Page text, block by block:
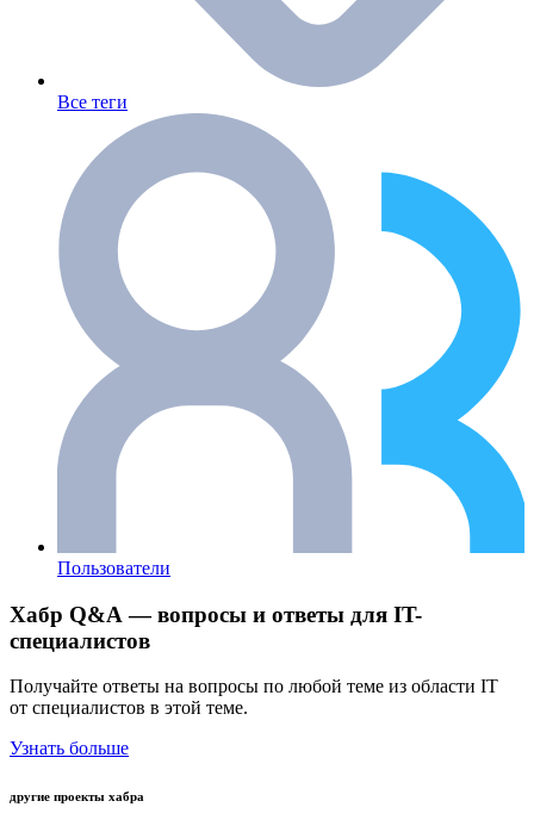
Все теги
Пользователи
Хабр Q&A — вопросы и ответы для IT-
специалистов
Получайте ответы на вопросы по любой теме из области IT
от специалистов в этой теме.
Узнать больше
другие проекты хабра